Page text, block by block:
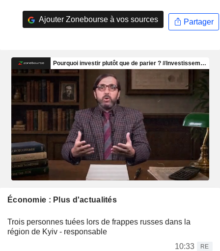
Ajouter Zonebourse à vos sources Partager
Économie : Plus d'actualités
Trois personnes tuées lors de frappes russes dans la
région de Kyiv - responsable
10:33
RE